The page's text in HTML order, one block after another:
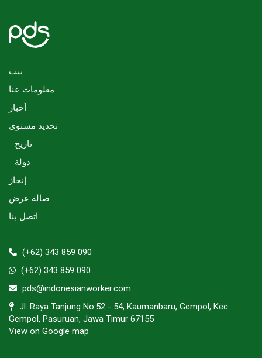
بيت
معلومات عنا
أخبار
تحديد مستوى
تاريخ
دولة
إنجاز
صالة عرض
اتصل بنا
(+62) 343 859 090
(+62) 343 859 090
pds@indonesianworker.com
Jl. Raya Tanjung No.52 - 54, Kaumanbaru, Gempol, Kec.
Gempol, Pasuruan, Jawa Timur 67155
View on Google map